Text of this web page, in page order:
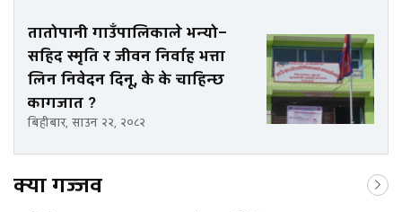
तातोपानी गाउँपालिकाले भन्यो–
सहिद स्मृति र जीवन निर्वाह भत्ता
लिन निवेदन दिनू, के के चाहिन्छ
कागजात ?
बिहीबार, साउन २२, २०८२
क्या गज्जव